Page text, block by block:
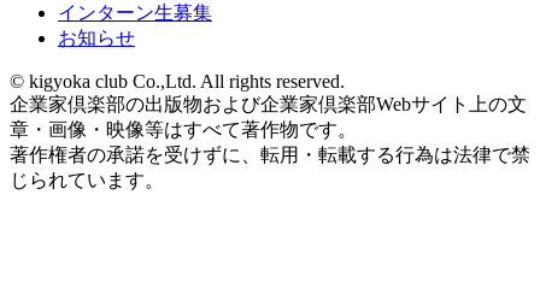
インターン生募集
お知らせ
© kigyoka club Co.,Ltd. All rights reserved.
企業家倶楽部の出版物および企業家倶楽部Webサイト上の文
章・画像・映像等はすべて著作物です。
著作権者の承諾を受けずに、転用・転載する行為は法律で禁
じられています。